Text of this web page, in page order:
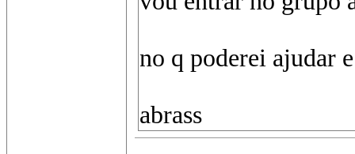
no q poderei ajudar
abrass